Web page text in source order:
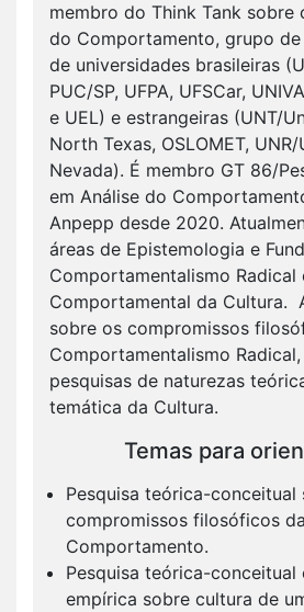
membro do Think Tank sobre
do Comportamento, grupo
de universidades brasileiras
PUC/SP, UFPA, UFSCar,
e UEL) e estrangeiras (UNT/
North Texas, OSLOMET,
Nevada). É membro GT 86/
em Análise do
Anpepp desde 2020.
áreas de Epistemologia e
Comportamentalismo Radical
Comportamental da Cultura.
sobre os compromissos
Comportamentalismo
pesquisas de naturezas
temática da Cultura.
Temas para
Pesquisa teórica-conceitual
compromissos filosóficos
Comportamento.
Pesquisa teórica-conceitual
empírica sobre cultura de